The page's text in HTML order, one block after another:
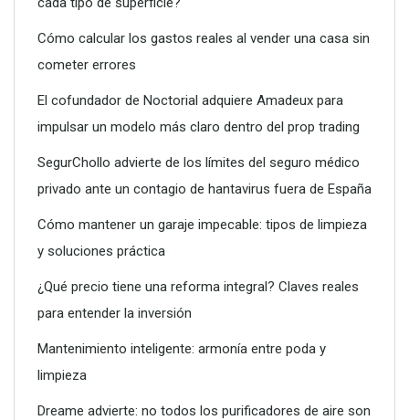
Cómo calcular los gastos reales al vender una casa sin
cometer errores
El cofundador de Noctorial adquiere Amadeux para
impulsar un modelo más claro dentro del prop trading
SegurChollo advierte de los límites del seguro médico
privado ante un contagio de hantavirus fuera de España
Cómo mantener un garaje impecable: tipos de limpieza
y soluciones práctica
¿Qué precio tiene una reforma integral? Claves reales
para entender la inversión
Mantenimiento inteligente: armonía entre poda y
limpieza
Dreame advierte: no todos los purificadores de aire son